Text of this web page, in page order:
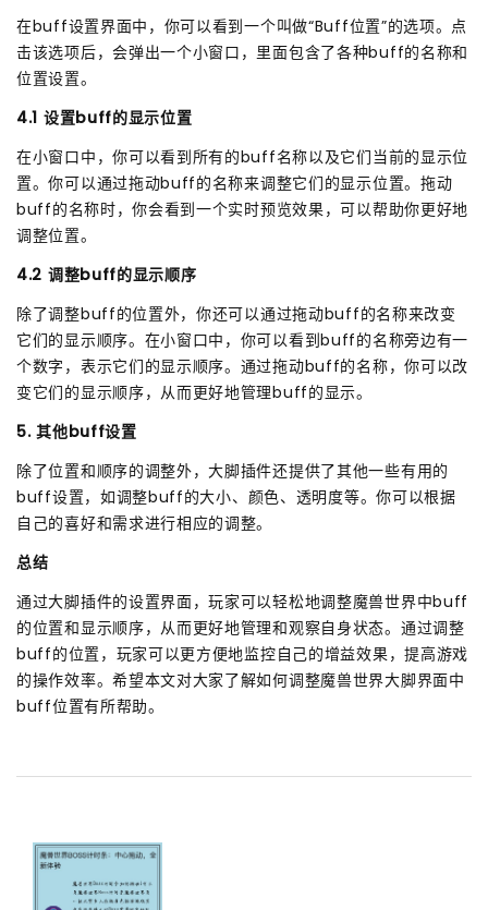
在buff设置界面中，你可以看到一个叫做“Buff位置”的选项。点
击该选项后，会弹出一个小窗口，里面包含了各种buff的名称和
位置设置。
4.1 设置buff的显示位置
在小窗口中，你可以看到所有的buff名称以及它们当前的显示位
置。你可以通过拖动buff的名称来调整它们的显示位置。拖动
buff的名称时，你会看到一个实时预览效果，可以帮助你更好地
调整位置。
4.2 调整buff的显示顺序
除了调整buff的位置外，你还可以通过拖动buff的名称来改变
它们的显示顺序。在小窗口中，你可以看到buff的名称旁边有一
个数字，表示它们的显示顺序。通过拖动buff的名称，你可以改
变它们的显示顺序，从而更好地管理buff的显示。
5. 其他buff设置
除了位置和顺序的调整外，大脚插件还提供了其他一些有用的
buff设置，如调整buff的大小、颜色、透明度等。你可以根据
自己的喜好和需求进行相应的调整。
总结
通过大脚插件的设置界面，玩家可以轻松地调整魔兽世界中buff
的位置和显示顺序，从而更好地管理和观察自身状态。通过调整
buff的位置，玩家可以更方便地监控自己的增益效果，提高游戏
的操作效率。希望本文对大家了解如何调整魔兽世界大脚界面中
buff位置有所帮助。